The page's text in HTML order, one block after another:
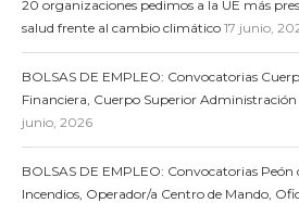
20 organizaciones pedimos a la UE más
salud frente al cambio climático 17 junio,
BOLSAS DE EMPLEO: Convocatorias
Financiera, Cuerpo Superior
junio, 2026
BOLSAS DE EMPLEO: Convocatorias Peón
Incendios, Operador/a Centro de Mando,